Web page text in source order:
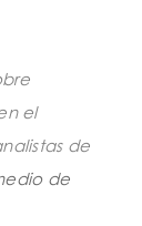
el
de
de